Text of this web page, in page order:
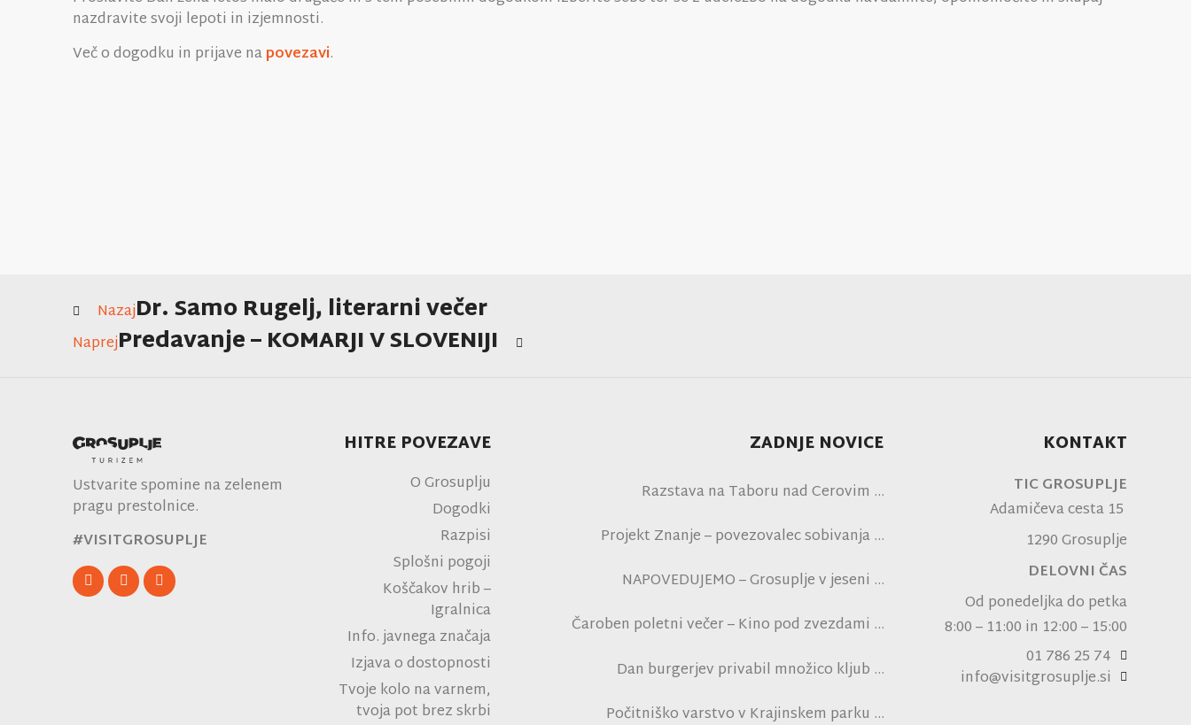
nazdravite svoji lepoti in izjemnosti.
Več o dogodku in prijave napovezavi.
NazajDr. Samo Rugelj, literarni večer
NaprejPredavanje – KOMARJI V SLOVENIJI
Ustvarite spomine na zelenem
pragu prestolnice.
#VISITGROSUPLJE
HITRE POVEZAVE
O Grosuplju
Dogodki
Razpisi
Splošni pogoji
Koščakov hrib –
Igralnica
Info. javnega značaja
Izjava o dostopnosti
Tvoje kolo na varnem,
tvoja pot brez skrbi
ZADNJE NOVICE
Razstava na Taboru nad Cerovim
Projekt Znanje – povezovalec sobivanja
NAPOVEDUJEMO – Grosuplje v jeseni
Čaroben poletni večer – Kino pod zvezdami
Dan burgerjev privabil množico kljub
Počitniško varstvo v Krajinskem parku
KONTAKT
TIC GROSUPLJE
Adamičeva cesta 15
1290 Grosuplje
DELOVNI ČAS
Od ponedeljka do petka
8:00 – 11:00 in 12:00 – 15:00
01 786 25 74
info@visitgrosuplje.si